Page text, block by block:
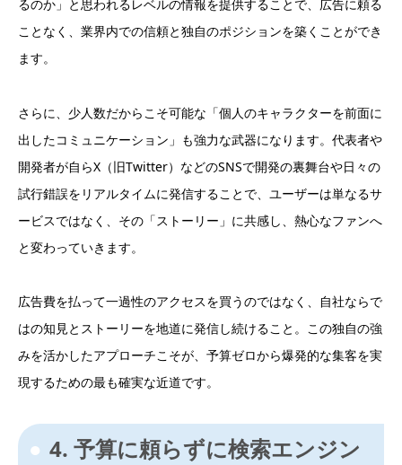
るのか」と思われるレベルの情報を提供することで、広告に頼る
ことなく、業界内での信頼と独自のポジションを築くことができ
ます。
さらに、少人数だからこそ可能な「個人のキャラクターを前面に
出したコミュニケーション」も強力な武器になります。代表者や
開発者が自らX（旧Twitter）などのSNSで開発の裏舞台や日々の
試行錯誤をリアルタイムに発信することで、ユーザーは単なるサ
ービスではなく、その「ストーリー」に共感し、熱心なファンへ
と変わっていきます。
広告費を払って一過性のアクセスを買うのではなく、自社ならで
はの知見とストーリーを地道に発信し続けること。この独自の強
みを活かしたアプローチこそが、予算ゼロから爆発的な集客を実
現するための最も確実な近道です。
4. 予算に頼らずに検索エンジン